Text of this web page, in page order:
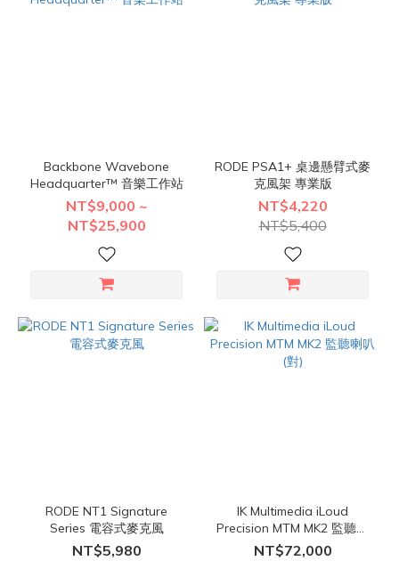
Backbone Wavebone
Headquarter™ 音樂工作站
NT$9,000 ~
NT$25,900
RODE PSA1+ 桌邊懸臂式麥
克風架 專業版
NT$4,220
NT$5,400
RODE NT1 Signature
Series 電容式麥克風
NT$5,980
IK Multimedia iLoud
Precision MTM MK2 監聽喇
叭 (對)
NT$72,000